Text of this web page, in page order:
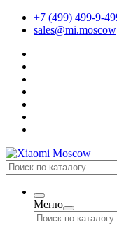
+7 (499) 499-9-
sales@mi.moscow
Меню